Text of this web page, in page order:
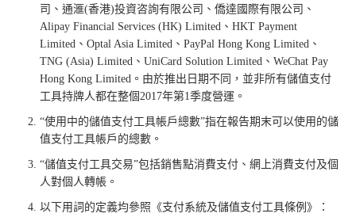
司、通滙(香港)投資咨詢有限公司、僑達國際有限公司、
Alipay Financial Services (HK) Limited、HKT Payment
Limited、Optal Asia Limited、PayPal Hong Kong Limited、
TNG (Asia) Limited、UniCard Solution Limited、WeChat Pay
Hong Kong Limited。由於推出日期不同，並非所有儲值支付
工具持牌人都在整個2017年第1季度營運。
“使用中的儲值支付工具帳戶總數”指在報告期末可以使用的儲
值支付工具帳戶的總數。
“儲值支付工具交易”包括銷售點消費支付、網上消費支付及個
人對個人轉帳。
以下用詞的定義均參照《支付系統及儲值支付工具條例》：